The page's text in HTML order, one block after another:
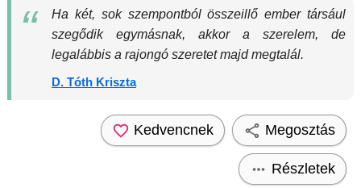
Ha két, sok szempontból összeillő ember társául
szegődik egymásnak, akkor a szerelem, de
legalábbis a rajongó szeretet majd megtalál.
D. Tóth Kriszta
Kedvencnek Megosztás
Részletek